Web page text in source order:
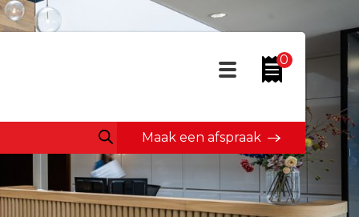
0
Maak een afspraak